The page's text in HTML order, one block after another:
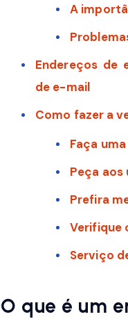
A
Endereços de
de e-mail
Como fazer a
Faça
Peça
Prefira
Verifique
Serviço
O que é um